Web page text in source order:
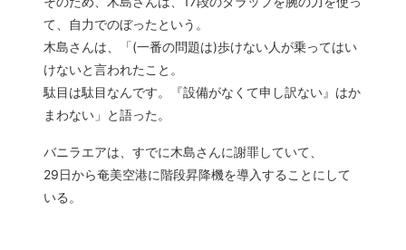
て、自力でのぼったという。
木島さんは、「(一番の問題は)歩けない人が乗ってはい
けないと言われたこと。
駄目は駄目なんです。『設備がなくて申し訳ない』はか
まわない」と語った。
バニラエアは、すでに木島さんに謝罪していて、
29日から奄美空港に階段昇降機を導入することにして
いる。